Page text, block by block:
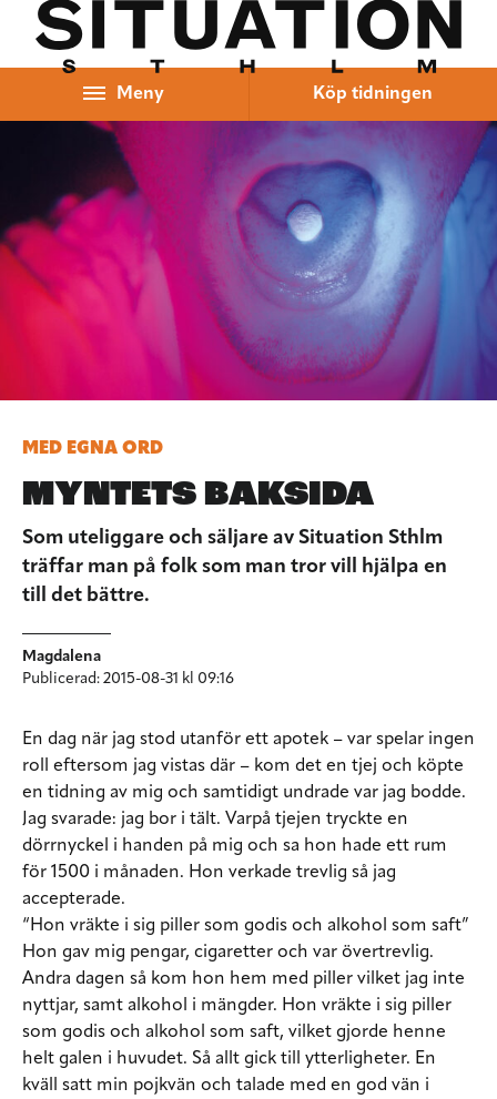
Hoppa till innehåll
Meny Köp tidningen
MED EGNA ORD
MYNTETS BAKSIDA
Som uteliggare och säljare av Situation Sthlm
träffar man på folk som man tror vill hjälpa en
till det bättre.
Magdalena
Publicerad: 2015-08-31 kl 09:16
En dag när jag stod utanför ett apotek – var spelar ingen
roll eftersom jag vistas där – kom det en tjej och köpte
en tidning av mig och samtidigt undrade var jag bodde.
Jag svarade: jag bor i tält. Varpå tjejen tryckte en
dörrnyckel i handen på mig och sa hon hade ett rum
för 1500 i månaden. Hon verkade trevlig så jag
accepterade.
“Hon vräkte i sig piller som godis och alkohol som saft”
Hon gav mig pengar, cigaretter och var övertrevlig.
Andra dagen så kom hon hem med piller vilket jag inte
nyttjar, samt alkohol i mängder. Hon vräkte i sig piller
som godis och alkohol som saft, vilket gjorde henne
helt galen i huvudet. Så allt gick till ytterligheter. En
kväll satt min pojkvän och talade med en god vän i